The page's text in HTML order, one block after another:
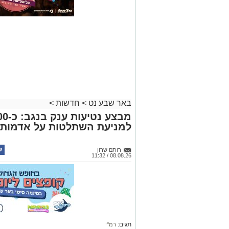
באר שבע נט > חדשות >
למניעת השתלטות על
רותם שרון
08.08.26 / 11:32
תגים: רמ''י